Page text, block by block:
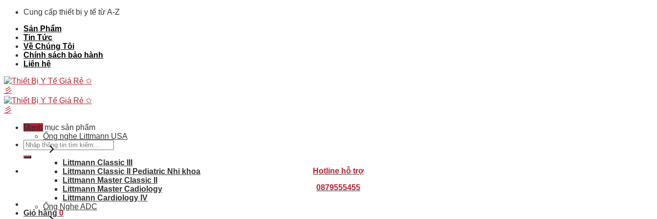
Skip
content
Cung cấp thiết bị y tế từ A-Z
Sản Phẩm
Tin Tức
Về Chúng Tôi
Chính sách bảo hành
Liên hệ
Menu
Tìm
kiếm:
Hotline hỗ trợ
0879555455
Giỏ hàng0
Danh mục sản phẩm
Ống nghe Littmann USA
Littmann Classic III
Littmann Classic II Pediatric Nhi khoa
Littmann Master Classic II
Littmann Master Cadiology
Littmann Cardiology IV
Ống Nghe ADC